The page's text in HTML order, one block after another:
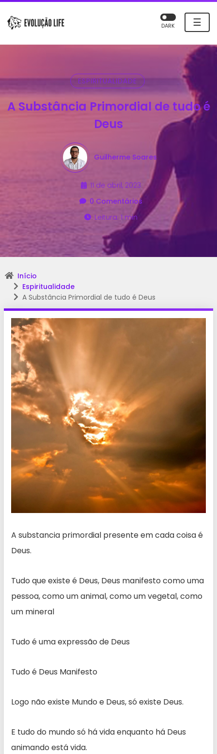
☰
DARK
ESPIRITUALIDADE
A Substância Primordial de tudo é
Deus
Guilherme Soares
11 de abril, 2023
0 Comentários
Leitura: 1 min
Início
Espiritualidade
A Substância Primordial de tudo é Deus
A substancia primordial presente em cada coisa é
Deus.
Tudo que existe é Deus, Deus manifesto como uma
pessoa, como um animal, como um vegetal, como
um mineral
Tudo é uma expressão de Deus
Tudo é Deus Manifesto
Logo não existe Mundo e Deus, só existe Deus.
E tudo do mundo só há vida enquanto há Deus
animando está vida.